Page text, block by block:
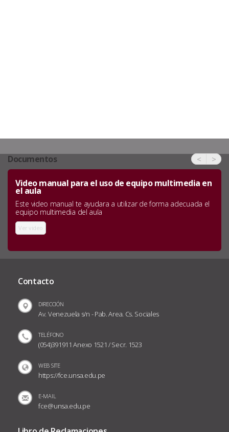
Documentos < >
Video manual para el uso de equipo multimedia en
el aula
Este video manual te ayudara a utilizar de forma adecuada el
equipo multimedia del aula
Ver video
Contacto
DIRECCIÓN
Av. Venezuela s/n - Pab. Area. Cs. Sociales
TELÉFONO
(054)391911 Anexo 1521 / Secr. 1523
WEB SITE
https://fce.unsa.edu.pe
E-MAIL
fce@unsa.edu.pe